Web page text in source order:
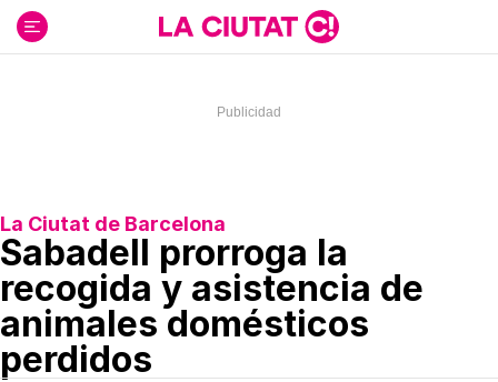
contenido
La Ciutat de Barcelona
Sabadell prorroga la
recogida y asistencia de
animales domésticos
perdidos